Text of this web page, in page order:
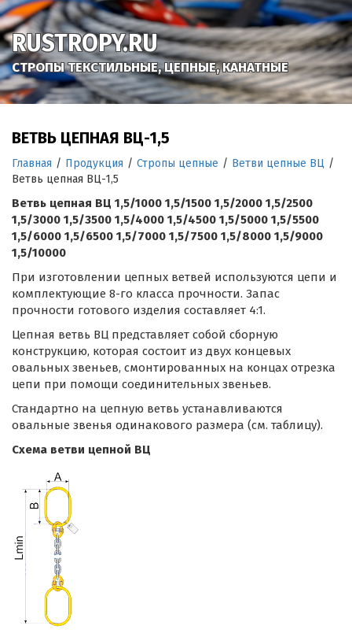
RUSTROPY.RU
СТРОПЫ ТЕКСТИЛЬНЫЕ, ЦЕПНЫЕ, КАНАТНЫЕ
ВЕТВЬ ЦЕПНАЯ ВЦ-1,5
Главная / Продукция / Стропы цепные / Ветви цепные ВЦ /
Ветвь цепная ВЦ-1,5
Ветвь цепная ВЦ 1,5/1000 1,5/1500 1,5/2000 1,5/2500
1,5/3000 1,5/3500 1,5/4000 1,5/4500 1,5/5000 1,5/5500
1,5/6000 1,5/6500 1,5/7000 1,5/7500 1,5/8000 1,5/9000
1,5/10000
При изготовлении цепных ветвей используются цепи и
комплектующие 8-го класса прочности. Запас
прочности готового изделия составляет 4:1.
Цепная ветвь ВЦ представляет собой сборную
конструкцию, которая состоит из двух концевых
овальных звеньев, смонтированных на концах отрезка
цепи при помощи соединительных звеньев.
Стандартно на цепную ветвь устанавливаются
овальные звенья одинакового размера (см. таблицу).
Схема ветви цепной ВЦ